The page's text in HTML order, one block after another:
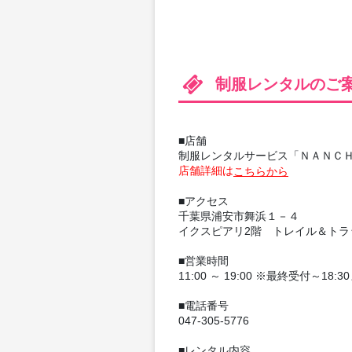
制服レンタルのご
■店舗
制服レンタルサービス「ＮＡＮＣＨ
店舗詳細はこちらから
■アクセス
千葉県浦安市舞浜１－４
イクスピアリ2階 トレイル＆トラ
■営業時間
11:00 ～ 19:00 ※最終受付～18:30
■電話番号
047-305-5776